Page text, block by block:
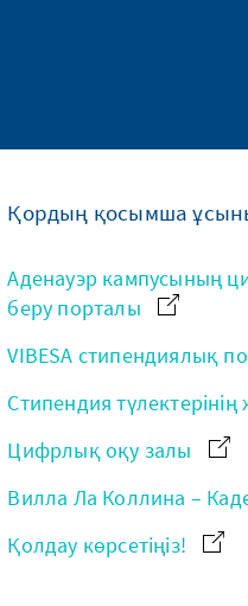
Қордың қосымша
Аденауэр кампусының
беру порталы
VIBESA стипендиялық
Стипендия түлектерінің
Цифрлық оқу залы
Вилла Ла Коллина –
Қолдау көрсетіңіз!